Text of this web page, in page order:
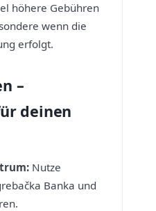
höhere Gebühren
wenn die
erfolgt.
–
deinen
Nutze
Banka und